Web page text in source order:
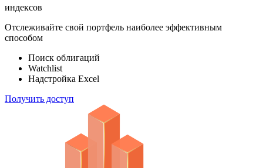
ETF & Funds
100 000
Отслеживайте свой портфель наиболее эффективным
способом
Поиск облигаций
Надстройка Excel
Получить доступ